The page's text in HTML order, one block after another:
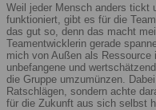
Weil jeder Mensch anders tickt
funktioniert, gibt es für die
das gut so, denn das macht
Teamentwicklerin gerade
mich von Außen als Ressource
unbefangene und
die Gruppe umzumünzen.
Ratschlägen, sondern achte
für die Zukunft aus sich selbst